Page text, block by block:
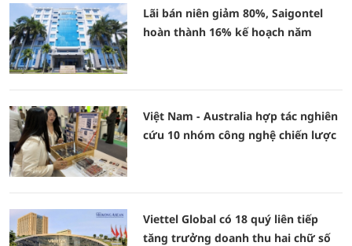
Lãi bán niên giảm 80%, Saigontel
hoàn thành 16% kế hoạch năm
Việt Nam - Australia hợp tác nghiên
cứu 10 nhóm công nghệ chiến lược
Viettel Global có 18 quý liên tiếp
tăng trưởng doanh thu hai chữ số